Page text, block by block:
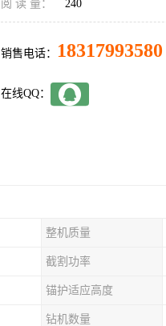
阅 读 量： 240
销售电话： 18317993580
在线QQ：
整机质量
截割功率
锚护适应高度
钻机数量